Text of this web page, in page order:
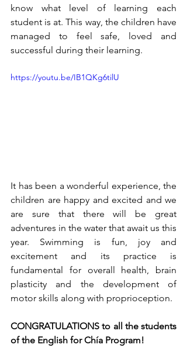
know what level of learning each
student is at. This way, the children have
managed to feel safe, loved and
successful during their learning.
https://youtu.be/IB1QKg6tilU
It has been a wonderful experience, the
children are happy and excited and we
are sure that there will be great
adventures in the water that await us this
year. Swimming is fun, joy and
excitement and its practice is
fundamental for overall health, brain
plasticity and the development of
motor skills along with proprioception.
CONGRATULATIONS to all the students
of the English for Chía Program!